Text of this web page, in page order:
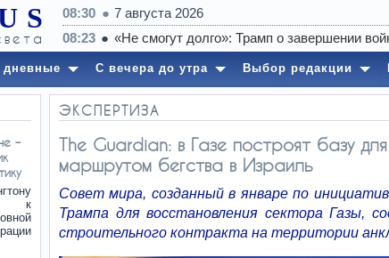
08:30 7 августа 2026
дневные С вечера до утра Выбор редакции
–
к
ЭКСПЕРТИЗА
The Guardian: в Газе построят базу
маршрутом бегства в Израиль
Совет мира, созданный в январе по
Трампа для восстановления сектора Газы,
строительного контракта на территории